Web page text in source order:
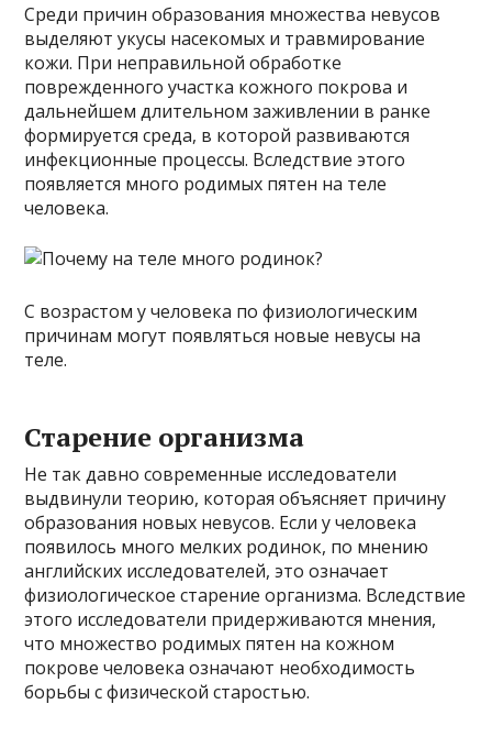
Среди причин образования множества невусов
выделяют укусы насекомых и травмирование
кожи. При неправильной обработке
поврежденного участка кожного покрова и
дальнейшем длительном заживлении в ранке
формируется среда, в которой развиваются
инфекционные процессы. Вследствие этого
появляется много родимых пятен на теле
человека.
С возрастом у человека по физиологическим
причинам могут появляться новые невусы на
теле.
Старение организма
Не так давно современные исследователи
выдвинули теорию, которая объясняет причину
образования новых невусов. Если у человека
появилось много мелких родинок, по мнению
английских исследователей, это означает
физиологическое старение организма. Вследствие
этого исследователи придерживаются мнения,
что множество родимых пятен на кожном
покрове человека означают необходимость
борьбы с физической старостью.